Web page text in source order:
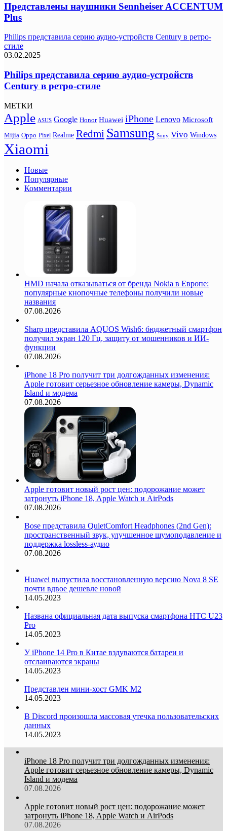
Представлены наушники Sennheiser ACCENTUM
Plus
Philips представила серию аудио-устройств Century в ретро-
стиле
03.02.2025
Philips представила серию аудио-устройств
Century в ретро-стиле
МЕТКИ
Apple ASUS Google Honor Huawei iPhone Lenovo Microsoft
Mijia Oppo Pixel Realme Redmi Samsung Sony Vivo Windows
Xiaomi
Новые
Популярные
Комментарии
HMD начала отказываться от бренда Nokia в Европе:
популярные кнопочные телефоны получили новые
названия
07.08.2026
Sharp представила AQUOS Wish6: бюджетный смартфон
получил экран 120 Гц, защиту от мошенников и ИИ-
функции
07.08.2026
iPhone 18 Pro получит три долгожданных изменения:
Apple готовит серьезное обновление камеры, Dynamic
Island и модема
07.08.2026
Apple готовит новый рост цен: подорожание может
затронуть iPhone 18, Apple Watch и AirPods
07.08.2026
Bose представила QuietComfort Headphones (2nd Gen):
пространственный звук, улучшенное шумоподавление и
поддержка lossless-аудио
07.08.2026
Huawei выпустила восстановленную версию Nova 8 SE
почти вдвое дешевле новой
14.05.2023
Названа официальная дата выпуска смартфона HTC U23
Pro
14.05.2023
У iPhone 14 Pro в Китае вздуваются батареи и
отслаиваются экраны
14.05.2023
Представлен мини-хост GMK M2
14.05.2023
В Discord произошла массовая утечка пользовательских
данных
14.05.2023
iPhone 18 Pro получит три долгожданных изменения:
Apple готовит серьезное обновление камеры, Dynamic
Island и модема
07.08.2026
Apple готовит новый рост цен: подорожание может
затронуть iPhone 18, Apple Watch и AirPods
07.08.2026